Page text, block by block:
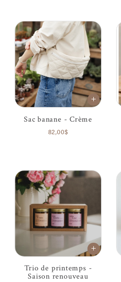
Sac banane - Crème
82,00$
Trio de printemps -
Saison renouveau